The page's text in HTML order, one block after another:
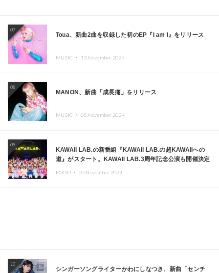
07
Toua、新曲2曲を収録した初のEP『I am I』をリリース
MUSIC ・ 13.November.2024
08
MANON、新曲「成長痛」をリリース
MUSIC ・ 05.November.2024
09
KAWAII LAB.の新番組『KAWAII LAB.の超KAWAIIへの
道』がスタート。KAWAII LAB.3周年記念公演も開催決定
FOOD ・ 05.November.2024
10
シンガーソングライターかわにしなつき、新曲「センチ